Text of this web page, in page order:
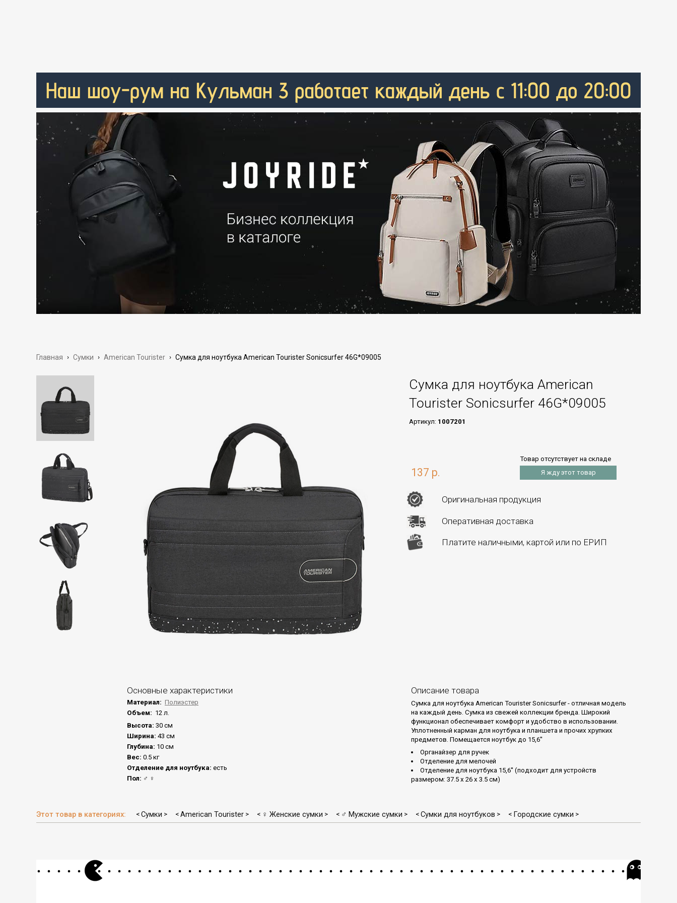
Главная › Сумки › American Tourister › Сумка для ноутбука American Tourister Sonicsurfer 46G*09005
Сумка для ноутбука American
Tourister Sonicsurfer 46G*09005
Артикул: 1007201
137 р.
Товар отсутствует на складе
Я жду этот товар
Оригинальная продукция
Оперативная доставка
Платите наличными, картой или по ЕРИП
Основные характеристики
Материал: Полиэстер
Объем: 12 л.
Высота: 30 см
Ширина: 43 см
Глубина: 10 см
Вес: 0.5 кг
Отделение для ноутбука: есть
Пол: ♂ ♀
Описание товара
Сумка для ноутбука American Tourister Sonicsurfer - отличная модель
на каждый день. Сумка из свежей коллекции бренда. Широкий
функционал обеспечивает комфорт и удобство в использовании.
Уплотненный карман для ноутбука и планшета и прочих хрупких
предметов. Помещается ноутбук до 15,6''
Органайзер для ручек
Отделение для мелочей
Отделение для ноутбука 15,6'' (подходит для устройств
размером: 37.5 x 26 x 3.5 см)
Этот товар в категориях: < Сумки > < American Tourister > < ♀ Женские сумки > < ♂ Мужские сумки > < Сумки для ноутбуков > < Городские сумки >